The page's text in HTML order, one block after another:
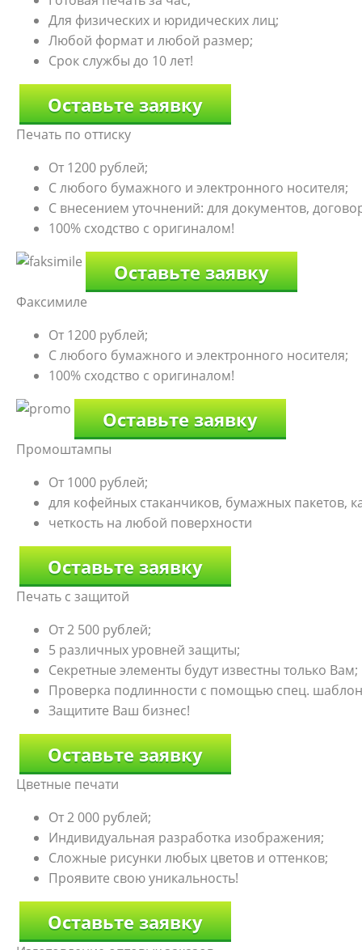
Для физических и юридических лиц;
Любой формат и любой размер;
Срок службы до 10 лет!
Оставьте заявку
Печать по оттиску
От 1200 рублей;
С любого бумажного и электронного носителя;
С внесением уточнений: для документов,
100% сходство с оригиналом!
Оставьте заявку
Факсимиле
От 1200 рублей;
С любого бумажного и электронного носителя;
100% сходство с оригиналом!
Оставьте заявку
Промоштампы
От 1000 рублей;
для кофейных стаканчиков, бумажных пакетов,
четкость на любой поверхности
Оставьте заявку
Печать с защитой
От 2 500 рублей;
5 различных уровней защиты;
Секретные элементы будут известны только Вам;
Проверка подлинности с помощью спец.
Защитите Ваш бизнес!
Оставьте заявку
Цветные печати
От 2 000 рублей;
Индивидуальная разработка изображения;
Сложные рисунки любых цветов и оттенков;
Проявите свою уникальность!
Оставьте заявку